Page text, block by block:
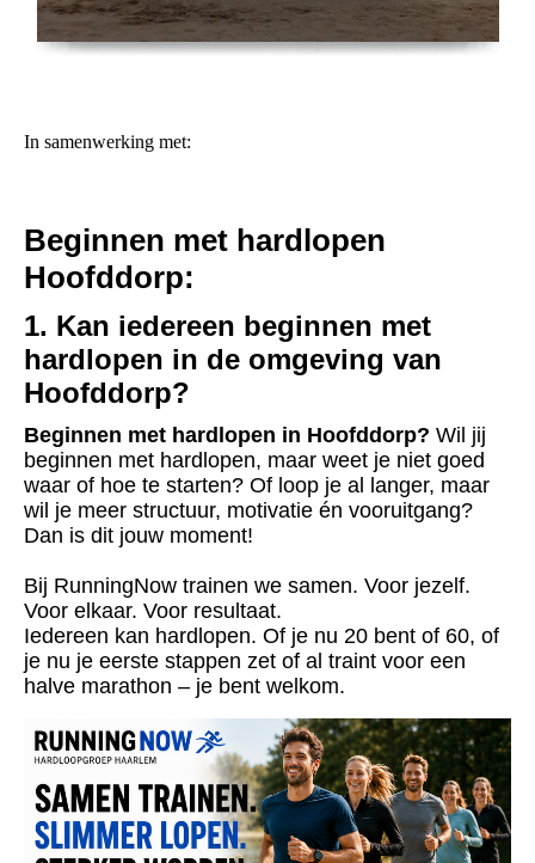
In samenwerking met:
Beginnen met hardlopen
Hoofddorp:
1. Kan iedereen beginnen met
hardlopen in de omgeving van
Hoofddorp?
Beginnen met hardlopen in Hoofddorp? Wil jij
beginnen met hardlopen, maar weet je niet goed
waar of hoe te starten? Of loop je al langer, maar
wil je meer structuur, motivatie én vooruitgang?
Dan is dit jouw moment!
Bij RunningNow trainen we samen. Voor jezelf.
Voor elkaar. Voor resultaat.
Iedereen kan hardlopen. Of je nu 20 bent of 60, of
je nu je eerste stappen zet of al traint voor een
halve marathon – je bent welkom.